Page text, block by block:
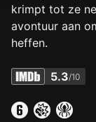
krimpt tot ze
avontuur aan
heffen.
5.3/10